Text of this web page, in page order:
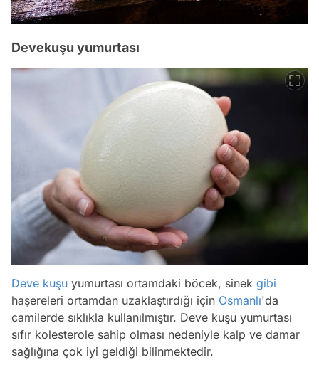
Devekuşu yumurtası
Deve kuşu yumurtası ortamdaki böcek, sinek gibi
haşereleri ortamdan uzaklaştırdığı için Osmanlı'da
camilerde sıklıkla kullanılmıştır. Deve kuşu yumurtası
sıfır kolesterole sahip olması nedeniyle kalp ve damar
sağlığına çok iyi geldiği bilinmektedir.